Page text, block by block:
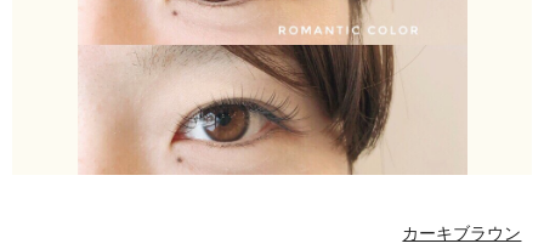
カーキブラウン